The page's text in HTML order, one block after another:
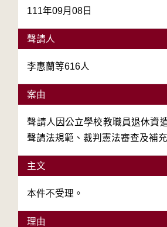
111年09月08日
聲請人
李惠蘭等616人
案由
聲請人因公立學校教職員退休資
聲請法規範、裁判憲法審查及補
主文
本件不受理。
理由